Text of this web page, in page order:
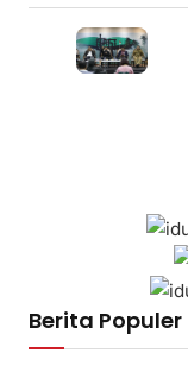
Berita Populer